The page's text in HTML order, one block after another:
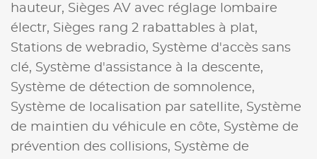
hauteur, Sièges AV avec réglage lombaire
électr, Sièges rang 2 rabattables à plat,
Stations de webradio, Système d'accès sans
clé, Système d'assistance à la descente,
Système de détection de somnolence,
Système de localisation par satellite, Système
de maintien du véhicule en côte, Système de
prévention des collisions, Système de